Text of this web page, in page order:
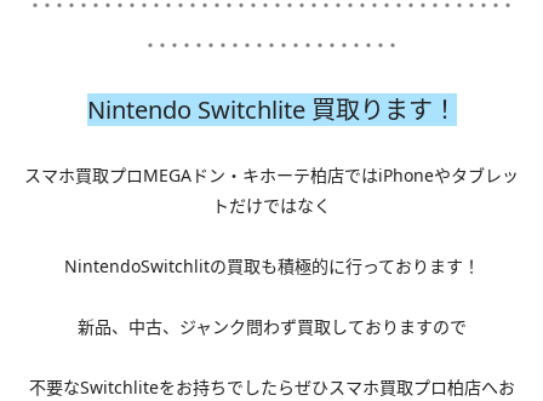
･････････････････････
Nintendo Switchlite 買取ります！
スマホ買取プロMEGAドン・キホーテ柏店ではiPhoneやタブレッ
トだけではなく
NintendoSwitchlitの買取も積極的に行っております！
新品、中古、ジャンク問わず買取しておりますので
不要なSwitchliteをお持ちでしたらぜひスマホ買取プロ柏店へお